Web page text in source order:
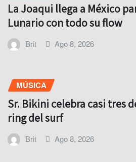
La Joaqui llega a México
Lunario con todo su flow
Brit Ago 8, 2026
MÚSICA
Sr. Bikini celebra casi tres
ring del surf
Brit Ago 8, 2026